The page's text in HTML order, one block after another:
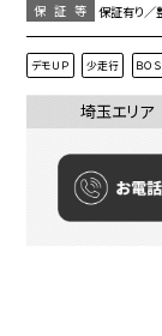
保証等
保証有り／
デモＵＰ 少走行 ＢＯ
埼玉エリア